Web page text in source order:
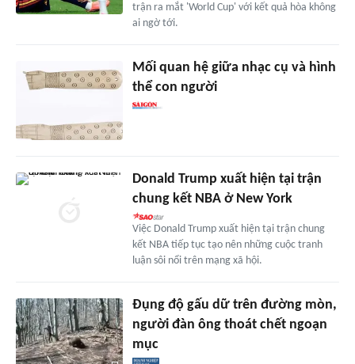
trận ra mắt 'World Cup' với kết quả hòa không
ai ngờ tới.
Mối quan hệ giữa nhạc cụ và hình
thể con người
Donald Trump xuất hiện tại trận
chung kết NBA ở New York
Việc Donald Trump xuất hiện tại trận chung
kết NBA tiếp tục tạo nên những cuộc tranh
luận sôi nổi trên mạng xã hội.
Đụng độ gấu dữ trên đường mòn,
người đàn ông thoát chết ngoạn
mục